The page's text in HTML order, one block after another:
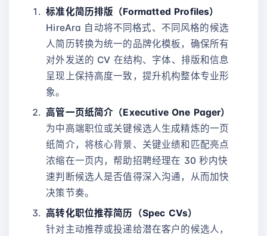
标准化简历排版（Formatted Profiles）
HireAra 自动将不同格式、不同风格的候选
人简历转换为统一的品牌化模板，确保所有
对外发送的 CV 在结构、字体、排版和信息
呈现上保持高度一致，提升机构整体专业形
象。
高管一页纸简介（Executive One Pager）
为中高端职位或关键候选人生成精炼的一页
纸简介，将核心背景、关键业绩和匹配亮点
浓缩在一页内，帮助招聘经理在 30 秒内快
速判断候选人是否值得深入沟通，从而加快
决策节奏。
高转化职位推荐简历（Spec CVs）
针对主动推荐或投递给潜在客户的候选人，